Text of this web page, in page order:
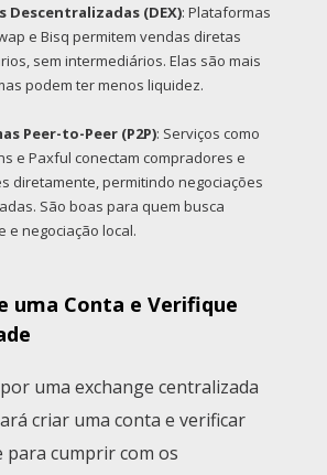
Descentralizadas (DEX): Plataformas
e Bisq permitem vendas diretas
sem intermediários. Elas são mais
podem ter menos liquidez.
Peer-to-Peer (P2P): Serviços como
e Paxful conectam compradores e
diretamente, permitindo negociações
São boas para quem busca
e negociação local.
uma Conta e Verifique
uma exchange centralizada
criar uma conta e verificar
para cumprir com os